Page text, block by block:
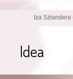
Iza
Idea